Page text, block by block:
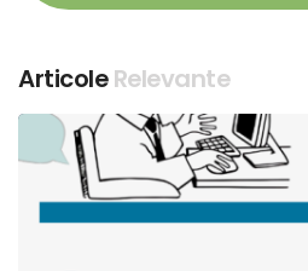
ArticoleRelevante